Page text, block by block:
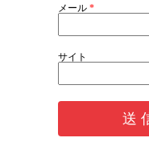
メール *
サイト